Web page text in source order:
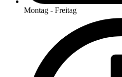
Montag - Freitag